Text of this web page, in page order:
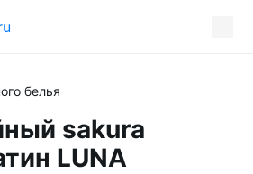
белья
sakura
LUNA